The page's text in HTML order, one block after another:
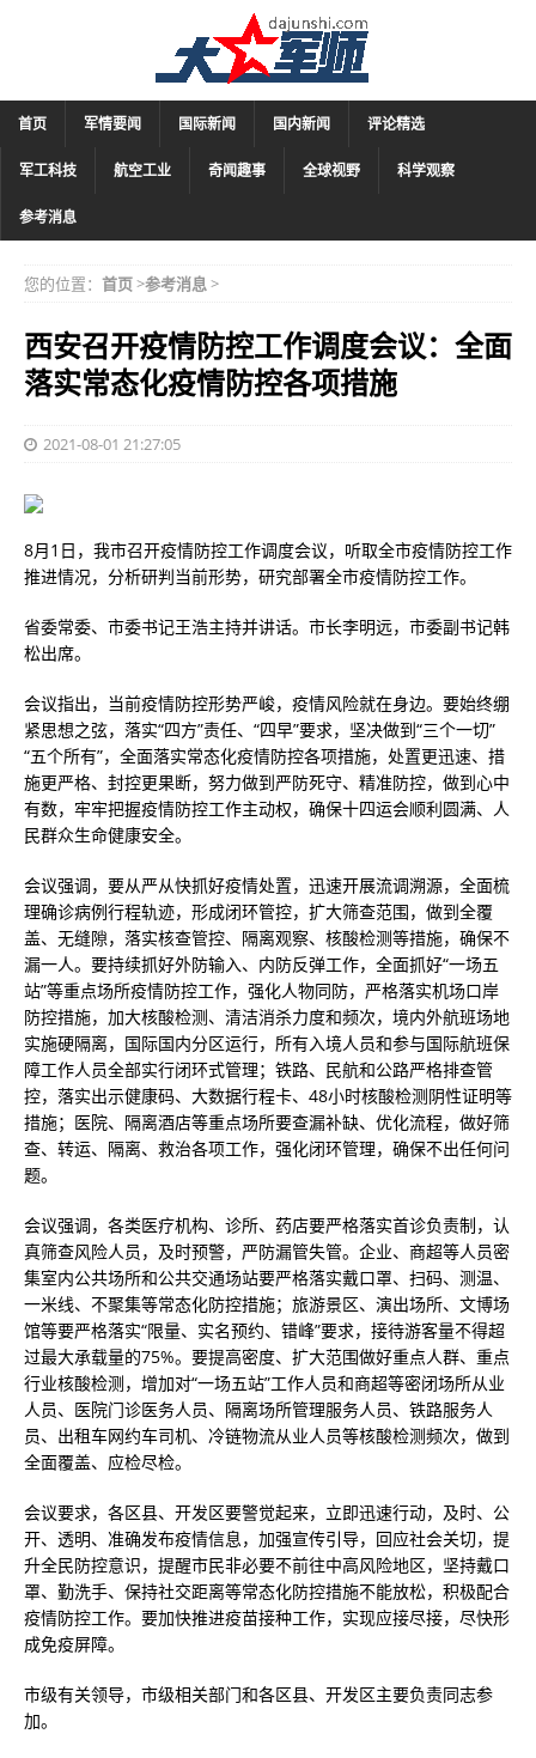
首页 军情要闻 国际新闻 国内新闻 评论精选
军工科技 航空工业 奇闻趣事 全球视野 科学观察
参考消息
您的位置： 首页>参考消息>
西安召开疫情防控工作调度会议：全面
落实常态化疫情防控各项措施
2021-08-01 21:27:05
8月1日，我市召开疫情防控工作调度会议，听取全市疫情防控工作
推进情况，分析研判当前形势，研究部署全市疫情防控工作。
省委常委、市委书记王浩主持并讲话。市长李明远，市委副书记韩
松出席。
会议指出，当前疫情防控形势严峻，疫情风险就在身边。要始终绷
紧思想之弦，落实“四方”责任、“四早”要求，坚决做到“三个一切”
“五个所有”，全面落实常态化疫情防控各项措施，处置更迅速、措
施更严格、封控更果断，努力做到严防死守、精准防控，做到心中
有数，牢牢把握疫情防控工作主动权，确保十四运会顺利圆满、人
民群众生命健康安全。
会议强调，要从严从快抓好疫情处置，迅速开展流调溯源，全面梳
理确诊病例行程轨迹，形成闭环管控，扩大筛查范围，做到全覆
盖、无缝隙，落实核查管控、隔离观察、核酸检测等措施，确保不
漏一人。要持续抓好外防输入、内防反弹工作，全面抓好“一场五
站”等重点场所疫情防控工作，强化人物同防，严格落实机场口岸
防控措施，加大核酸检测、清洁消杀力度和频次，境内外航班场地
实施硬隔离，国际国内分区运行，所有入境人员和参与国际航班保
障工作人员全部实行闭环式管理；铁路、民航和公路严格排查管
控，落实出示健康码、大数据行程卡、48小时核酸检测阴性证明等
措施；医院、隔离酒店等重点场所要查漏补缺、优化流程，做好筛
查、转运、隔离、救治各项工作，强化闭环管理，确保不出任何问
题。
会议强调，各类医疗机构、诊所、药店要严格落实首诊负责制，认
真筛查风险人员，及时预警，严防漏管失管。企业、商超等人员密
集室内公共场所和公共交通场站要严格落实戴口罩、扫码、测温、
一米线、不聚集等常态化防控措施；旅游景区、演出场所、文博场
馆等要严格落实“限量、实名预约、错峰”要求，接待游客量不得超
过最大承载量的75%。要提高密度、扩大范围做好重点人群、重点
行业核酸检测，增加对“一场五站”工作人员和商超等密闭场所从业
人员、医院门诊医务人员、隔离场所管理服务人员、铁路服务人
员、出租车网约车司机、冷链物流从业人员等核酸检测频次，做到
全面覆盖、应检尽检。
会议要求，各区县、开发区要警觉起来，立即迅速行动，及时、公
开、透明、准确发布疫情信息，加强宣传引导，回应社会关切，提
升全民防控意识，提醒市民非必要不前往中高风险地区，坚持戴口
罩、勤洗手、保持社交距离等常态化防控措施不能放松，积极配合
疫情防控工作。要加快推进疫苗接种工作，实现应接尽接，尽快形
成免疫屏障。
市级有关领导，市级相关部门和各区县、开发区主要负责同志参
加。